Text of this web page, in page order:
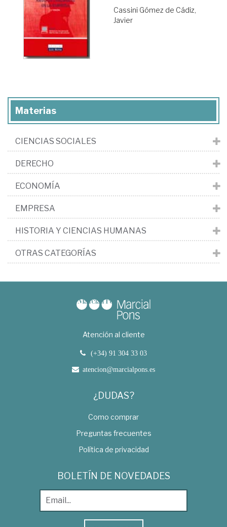
Cassini Gómez de Cádiz,
Javier
Materias
CIENCIAS SOCIALES
DERECHO
ECONOMÍA
EMPRESA
HISTORIA Y CIENCIAS HUMANAS
OTRAS CATEGORÍAS
Atención al cliente
(+34) 91 304 33 03
atencion@marcialpons.es
¿DUDAS?
Como comprar
Preguntas frecuentes
Política de privacidad
BOLETÍN DE NOVEDADES